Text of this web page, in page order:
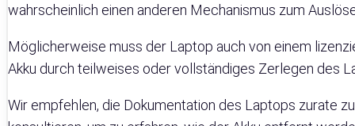
wahrscheinlich einen anderen Mechanismus zum
Möglicherweise muss der Laptop auch von einem
Akku durch teilweises oder vollständiges Zerlegen des
Wir empfehlen, die Dokumentation des Laptops zurate